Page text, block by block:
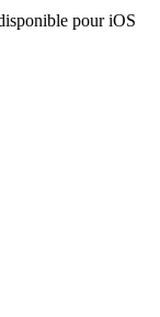
pour iOS